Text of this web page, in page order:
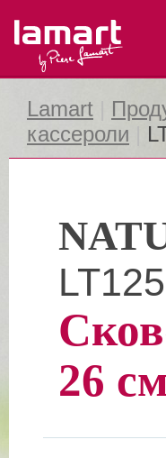
Lamart
Lamart
кассероли
26